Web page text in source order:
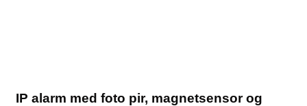
IP alarm med foto pir, magnetsensor og